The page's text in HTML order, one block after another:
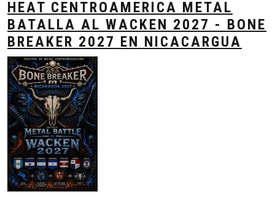
HEAT CENTROAMERICA METAL
BATALLA AL WACKEN 2027 - BONE
BREAKER 2027 EN NICACARGUA